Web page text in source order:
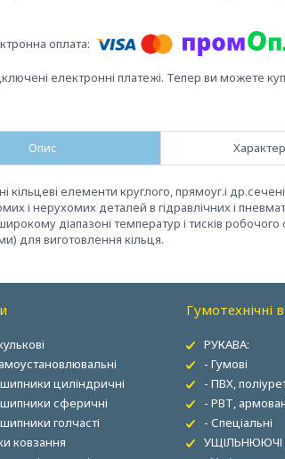
електронні платежі. Тепер ви можете
Опис
кільцеві елементи круглого, прямоуг.і
і нерухомих деталей в гідравлічних і
діапазоні температур і тисків
для виготовлення кільця.
циліндричні
сферичні
голчасті
ковзання
Гумотехнічні
РУКАВА:
- Гумові
- ПВХ,
- РВТ,
- Спеціальні
УЩІЛЬНЮЮЧІ